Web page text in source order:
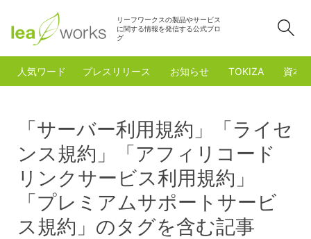
リーフワークスの製品やサービス
に関する情報を発信する公式ブロ
グ
人気ワード プレスリリース お知らせ TOKIZA 資本
「サーバー利用規約」「ライセ
ンス規約」「アフィリコード
リンクサービス利用規約」
「プレミアムサポートサービ
ス規約」のタグを含む記事